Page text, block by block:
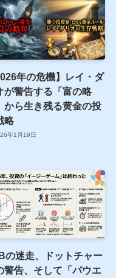
年の危機】レイ・ダ
が警告する「富の略
から生き残る黄金の投
略
年1月19日
の迷走、ドットチャー
警告、そして「パウエ